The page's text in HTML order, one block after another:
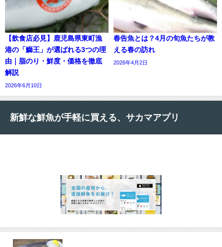
【飲食店必見】鹿児島県東町漁
港の「鰤王」が選ばれる3つの理
由｜脂のり・鮮度・価格を徹底
解説
2026年6月10日
春告魚とは？4月の旬魚たちが教
える春の訪れ
2026年4月2日
新鮮な鮮魚が手軽に買える、サカマアプリ